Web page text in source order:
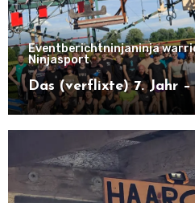
Eventberichtninjaninja
Ninjasport
Das (verflixte) 7. Jahr